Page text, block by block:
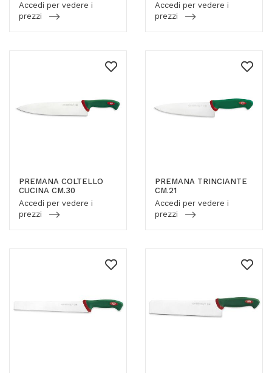
Accedi per vedere i
prezzi
Accedi per vedere i
prezzi
PREMANA COLTELLO
CUCINA CM.30
Accedi per vedere i
prezzi
PREMANA TRINCIANTE
CM.21
Accedi per vedere i
prezzi